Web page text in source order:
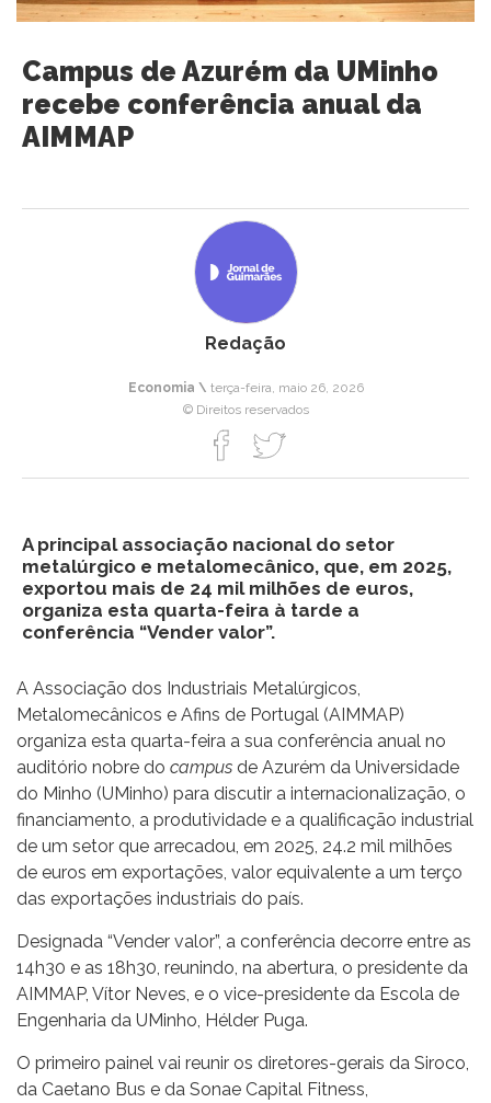
Campus de Azurém da UMinho
recebe conferência anual da
AIMMAP
Redação
Economia \ terça-feira, maio 26, 2026
© Direitos reservados
A principal associação nacional do setor
metalúrgico e metalomecânico, que, em 2025,
exportou mais de 24 mil milhões de euros,
organiza esta quarta-feira à tarde a
conferência “Vender valor”.
A Associação dos Industriais Metalúrgicos,
Metalomecânicos e Afins de Portugal (AIMMAP)
organiza esta quarta-feira a sua conferência anual no
auditório nobre do campus de Azurém da Universidade
do Minho (UMinho) para discutir a internacionalização, o
financiamento, a produtividade e a qualificação industrial
de um setor que arrecadou, em 2025, 24.2 mil milhões
de euros em exportações, valor equivalente a um terço
das exportações industriais do país.
Designada “Vender valor”, a conferência decorre entre as
14h30 e as 18h30, reunindo, na abertura, o presidente da
AIMMAP, Vítor Neves, e o vice-presidente da Escola de
Engenharia da UMinho, Hélder Puga.
O primeiro painel vai reunir os diretores-gerais da Siroco,
da Caetano Bus e da Sonae Capital Fitness,